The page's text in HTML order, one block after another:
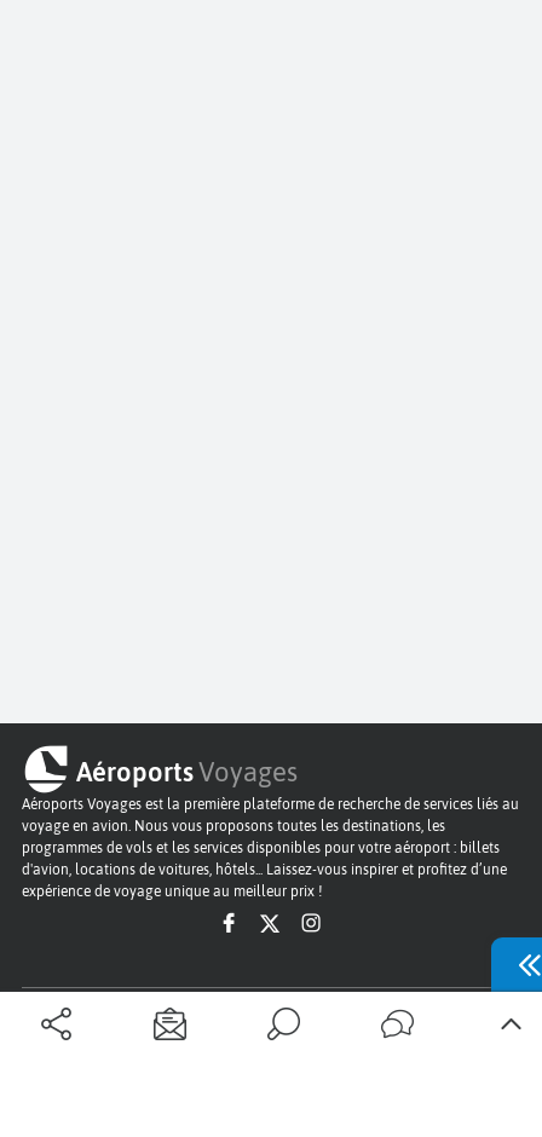
AéroportsVoyages
Aéroports Voyages est la première plateforme de recherche de services liés au
voyage en avion. Nous vous proposons toutes les destinations, les
programmes de vols et les services disponibles pour votre aéroport : billets
d'avion, locations de voitures, hôtels... Laissez-vous inspirer et profitez d’une
expérience de voyage unique au meilleur prix !
Sur Aéroports Voyages